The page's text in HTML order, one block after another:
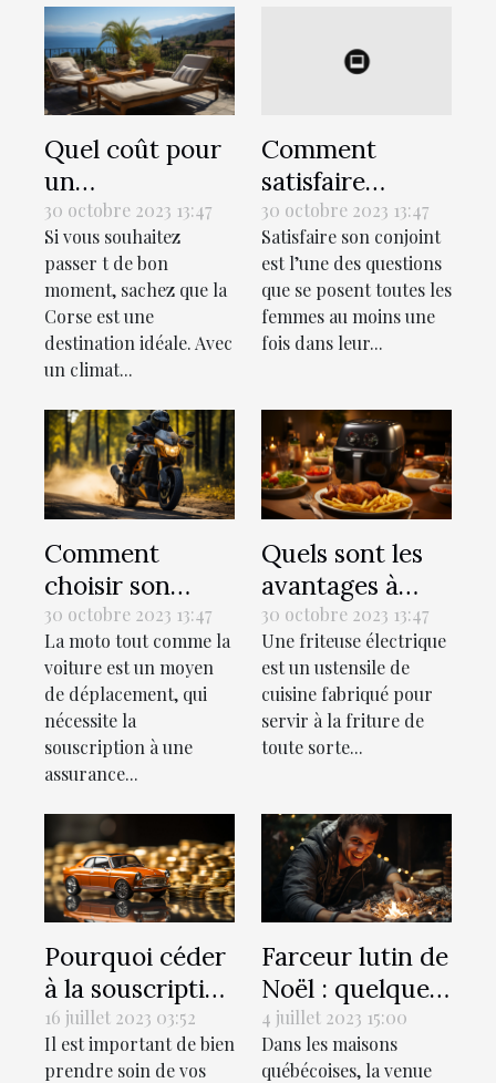
Quel coût pour
un
hébergement
lors des
vacances en
Corse ?
30 octobre 2023 13:47
Si vous souhaitez
passer t de bon
moment, sachez que la
Corse est une
destination idéale. Avec
un climat...
Comment
satisfaire
sexuellement
son conjoint au
lit ?
30 octobre 2023 13:47
Satisfaire son conjoint
est l’une des questions
que se posent toutes les
femmes au moins une
fois dans leur...
Comment
choisir son
assurance
moto ?
30 octobre 2023 13:47
La moto tout comme la
voiture est un moyen
de déplacement, qui
nécessite la
souscription à une
assurance...
Quels sont les
avantages à
utiliser une
friteuse
électrique ?
30 octobre 2023 13:47
Une friteuse électrique
est un ustensile de
cuisine fabriqué pour
servir à la friture de
toute sorte...
Pourquoi céder
à la souscription
d’une assurance
auto ?
16 juillet 2023 03:52
Il est important de bien
prendre soin de vos
Farceur lutin de
Noël : quelques
idées de tours à
réaliser chez soi
4 juillet 2023 15:00
Dans les maisons
québécoises, la venue